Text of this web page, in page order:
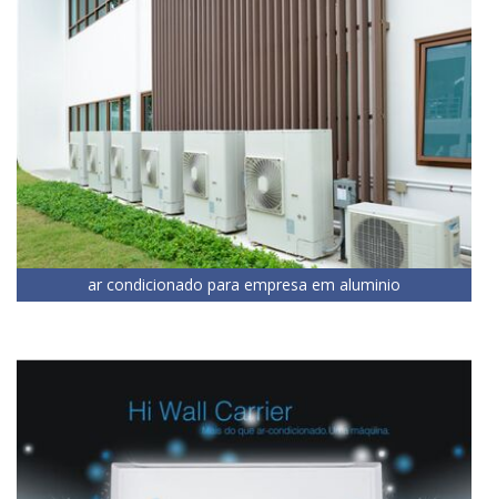
ar condicionado para empresa em aluminio